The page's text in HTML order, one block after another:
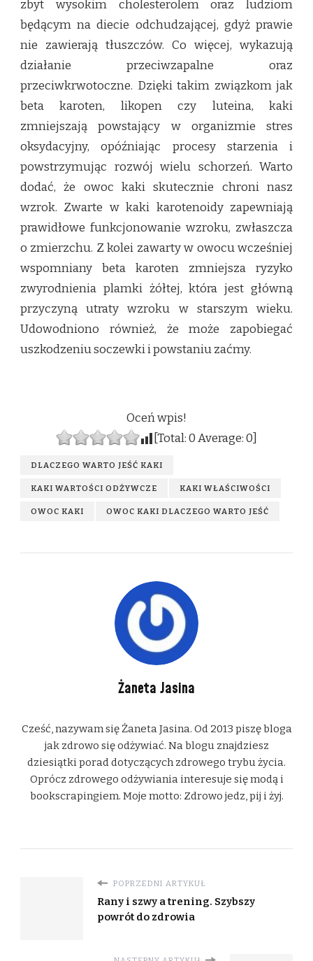
zbyt wysokim cholesterolem oraz ludziom
będącym na diecie odchudzającej, gdyż prawie
nie zawierają tłuszczów. Co więcej, wykazują
działanie przeciwzapalne oraz
przeciwkrwotoczne. Dzięki takim związkom jak
beta karoten, likopen czy luteina, kaki
zmniejszają powstający w organizmie stres
oksydacyjny, opóźniając procesy starzenia i
powstrzymując rozwój wielu schorzeń. Warto
dodać, że owoc kaki skutecznie chroni nasz
wzrok. Zwarte w kaki karotenoidy zapewniają
prawidłowe funkcjonowanie wzroku, zwłaszcza
o zmierzchu. Z kolei zawarty w owocu wcześniej
wspomniany beta karoten zmniejsza ryzyko
zwyrodnienia plamki żółtej, która jest główną
przyczyną utraty wzroku w starszym wieku.
Udowodniono również, że może zapobiegać
uszkodzeniu soczewki i powstaniu zaćmy.
Oceń wpis!
[Total:0Average:0]
DLACZEGO WARTO JEŚĆ KAKI
KAKI WARTOŚCI ODŻYWCZE KAKI WŁAŚCIWOŚCI
OWOC KAKI OWOC KAKI DLACZEGO WARTO JEŚĆ
Żaneta Jasina
Cześć, nazywam się Żaneta Jasina. Od 2013 piszę bloga
jak zdrowo się odżywiać. Na blogu znajdziesz
dziesiątki porad dotyczących zdrowego trybu życia.
Oprócz zdrowego odżywiania interesuje się modą i
bookscrapingiem. Moje motto: Zdrowo jedz, pij i żyj.
POPRZEDNI ARTYKUŁ
Rany i szwy a trening. Szybszy
powrót do zdrowia